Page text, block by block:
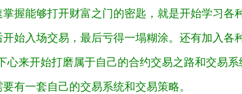
握能够打开财富之门的密匙，就是开始学习
始入场交易，最后亏得一塌糊涂。还有加入
来开始打磨属于自己的合约交易之路和交易
有一套自己的交易系统和交易策略。